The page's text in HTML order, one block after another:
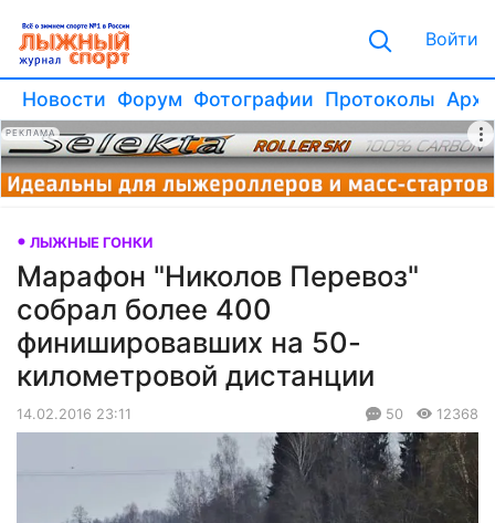
Войти
Новости Форум Фотографии Протоколы
РЕКЛАМА
ЛЫЖНЫЕ ГОНКИ
Марафон "Николов Перевоз"
собрал более 400
финишировавших на 50-
километровой дистанции
14.02.2016 23:11 50 12368